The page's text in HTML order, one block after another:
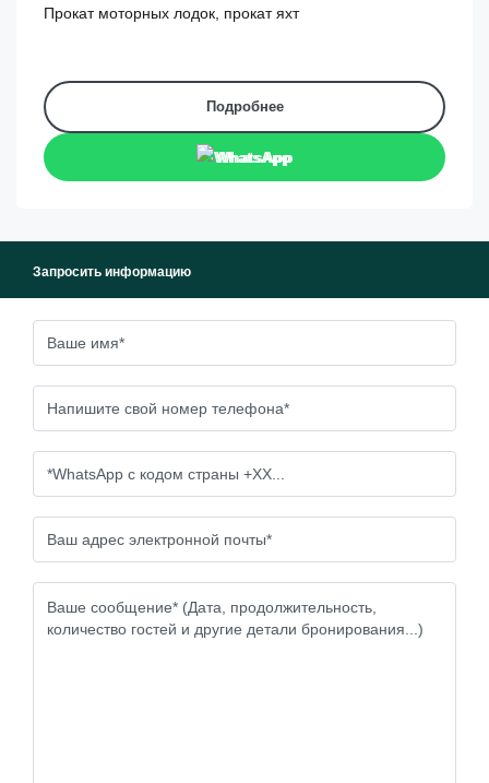
Прокат моторных лодок, прокат яхт
Подробнее
WhatsApp
Запросить информацию